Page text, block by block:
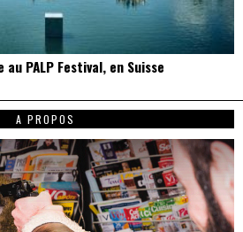
PALP Festival, en Suisse
A PROPOS